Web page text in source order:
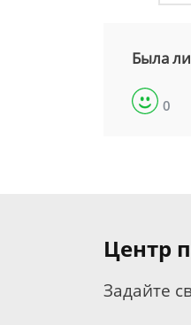
Была ли
0
Центр
Задайте